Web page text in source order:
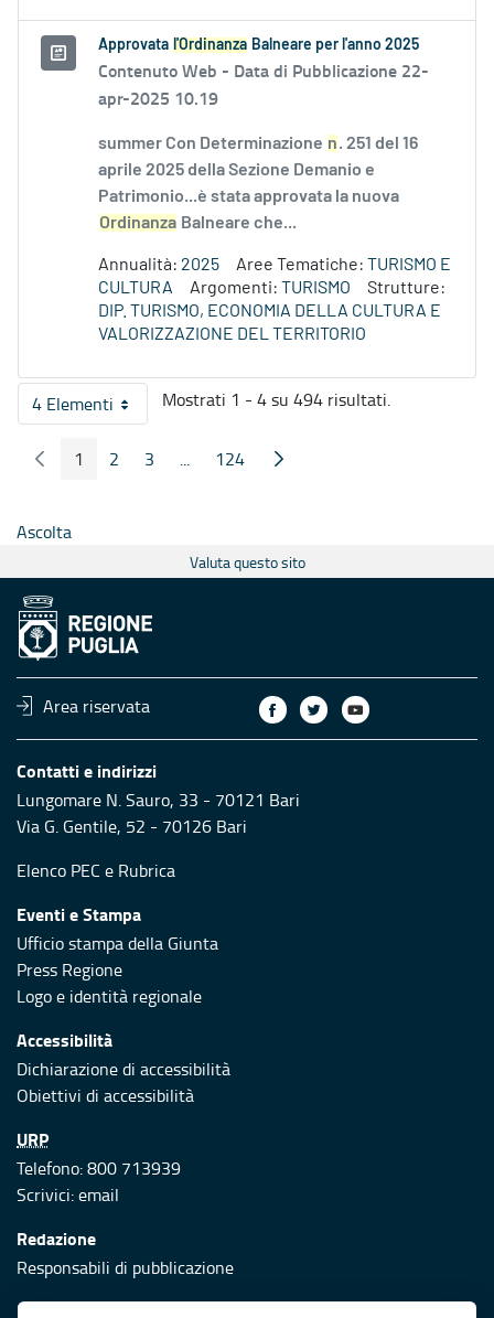
Approvata l'Ordinanza Balneare per l'anno 2025
Contenuto Web - Data di Pubblicazione 22-
apr-2025 10.19
summer Con Determinazione n. 251 del 16
aprile 2025 della Sezione Demanio e
Patrimonio...è stata approvata la nuova
Ordinanza Balneare che...
Annualità: 2025 Aree Tematiche: TURISMO E
CULTURA
Argomenti: TURISMO
Strutture:
DIP. TURISMO, ECONOMIA DELLA CULTURA E
VALORIZZAZIONE DEL TERRITORIO
4 ElementiPer pagina
Mostrati 1 - 4 su 494 risultati.
Pagina Precedente
Pagina
1 Pagina
2 Pagina
3 ...
Pagine intermedie
Pagina
124 Pagina Seguente
Ascolta
Valuta questo sito
Area riservata
Contatti e indirizzi
Lungomare N. Sauro, 33 - 70121 Bari
Via G. Gentile, 52 - 70126 Bari
Elenco PEC e Rubrica
Eventi e Stampa
Ufficio stampa della Giunta
Press Regione
Logo e identità regionale
Accessibilità
Dichiarazione di accessibilità
Obiettivi di accessibilità
URP
Telefono: 800 713939
Scrivici:email
Redazione
Responsabili di pubblicazione
Protezione civile